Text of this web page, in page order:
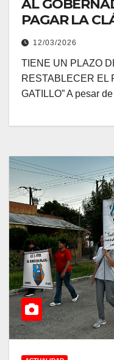
AL
PAGAR LA
LOS
12/03/2026
TIENE UN PLAZO
RESTABLECER EL
GATILLO” A pesar